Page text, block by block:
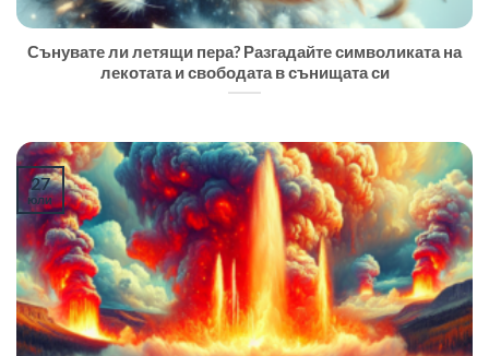
Сънувате ли летящи пера? Разгадайте символиката на
лекотата и свободата в сънищата си
27
юли